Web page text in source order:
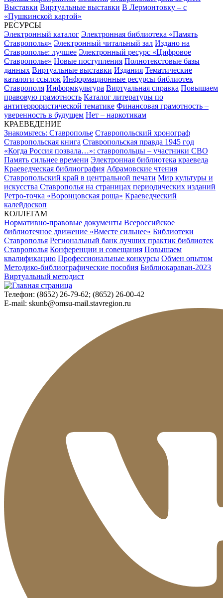
Выставки Виртуальные выставки В Лермонтовку – с
«Пушкинской картой»
РЕСУРСЫ
Электронный каталог Электронная библиотека «Память
Ставрополья» Электронный читальный зал Издано на
Ставрополье: лучшее Электронный ресурс «Цифровое
Ставрополье» Новые поступления Полнотекстовые базы
данных Виртуальные выставки Издания Тематические
каталоги ссылок Информационные ресурсы библиотек
Ставрополя Информкультура Виртуальная справка Повышаем
правовую грамотность Каталог литературы по
антитеррористической тематике Финансовая грамотность –
уверенность в будущем Нет – наркотикам
КРАЕВЕДЕНИЕ
Знакомьтесь: Ставрополье Ставропольский хронограф
Ставропольская книга Ставропольская правда 1945 год
«Когда Россия позвала…»: ставропольцы – участники СВО
Память сильнее времени Электронная библиотека краеведа
Краеведческая библиография Абрамовские чтения
Ставропольский край в центральной печати Мир культуры и
искусства Ставрополья на страницах периодических изданий
Ретро-точка «Воронцовская роща» Краеведческий
калейдоскоп
КОЛЛЕГАМ
Нормативно-правовые документы Всероссийское
библиотечное движение «Вместе сильнее» Библиотеки
Ставрополья Региональный банк лучших практик библиотек
Ставрополья Конференции и совещания Повышаем
квалификацию Профессиональные конкурсы Обмен опытом
Методико-библиографические пособия Библиокараван-2023
Виртуальный методист
Телефон: (8652) 26-79-62; (8652) 26-00-42
E-mail: skunb@omsu-mail.stavregion.ru